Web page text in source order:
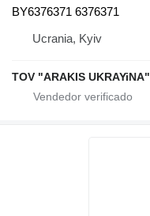
BY6376371 6376371
Ucrania, Kyiv
TOV "ARAKIS UKRAYiNA"